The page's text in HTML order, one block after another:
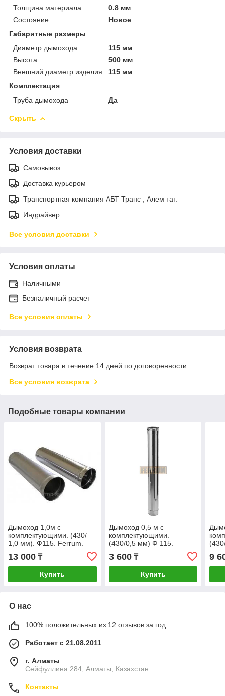
Толщина материала
0.8 мм
Состояние
Новое
Габаритные размеры
Диаметр дымохода
115 мм
Высота
500 мм
Внешний диаметр изделия
115 мм
Комплектация
Труба дымохода
Да
Скрыть
Условия доставки
Самовывоз
Доставка курьером
Транспортная компания АБТ Транс , Алем тат.
Индрайвер
Все условия доставки
Условия оплаты
Наличными
Безналичный расчет
Все условия оплаты
Условия возврата
Возврат товара в течение 14 дней по договоренности
Все условия возврата
Подобные товары компании
Дымоход 1,0м с
комплектующими. (430/
1,0 мм). Ф115. Ferrum.
13 000 ₸
Купить
Дымоход 0,5 м с
комплектующими.
(430/0,5 мм) Ф 115.
Ferrum.
3 600₸
Купить
9
О нас
100% положительных из 12 отзывов за год
Работает с 21.08.2011
г. Алматы
Сейфуллина 284, Алматы, Казахстан
Контакты